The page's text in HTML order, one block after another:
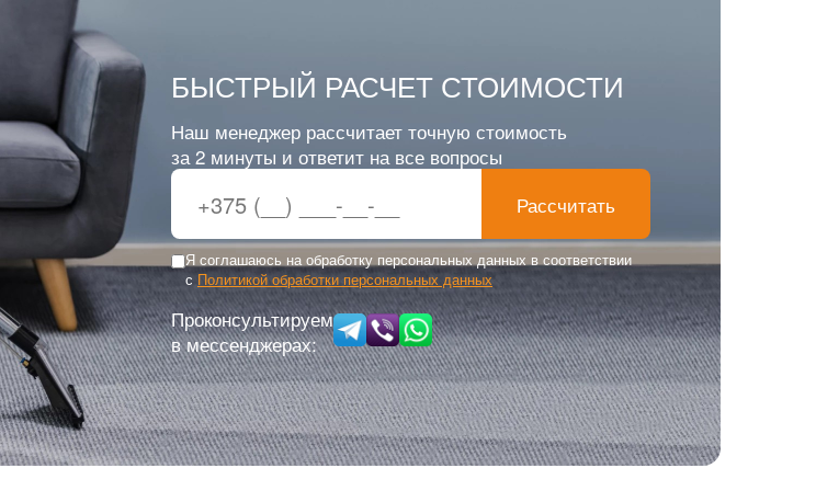
БЫСТРЫЙ РАСЧЕТ СТОИМОСТИ
Наш менеджер рассчитает точную стоимость
за 2 минуты и ответит на все вопросы
Рассчитать
Я соглашаюсь на обработку персональных данных в соответствии
сПолитикой обработки персональных данных
Проконсультируем
в мессенджерах: